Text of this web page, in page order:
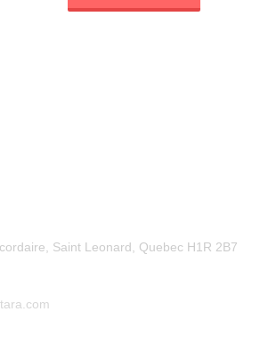
Saint Leonard, Quebec H1R 2B7